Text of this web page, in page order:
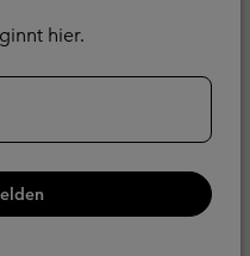
hier.
Neue Farben
wasserdichte Jacke für